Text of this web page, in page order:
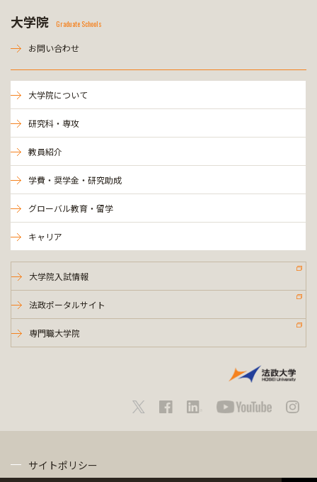
大学院 Graduate Schools
お問い合わせ
大学院について
研究科・専攻
教員紹介
学費・奨学金・研究助成
グローバル教育・留学
キャリア
大学院入試情報
法政ポータルサイト
専門職大学院
サイトポリシー